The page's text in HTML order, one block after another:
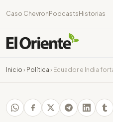
Caso Chevron Podcasts Historias
Inicio › Política › Ecuador e India